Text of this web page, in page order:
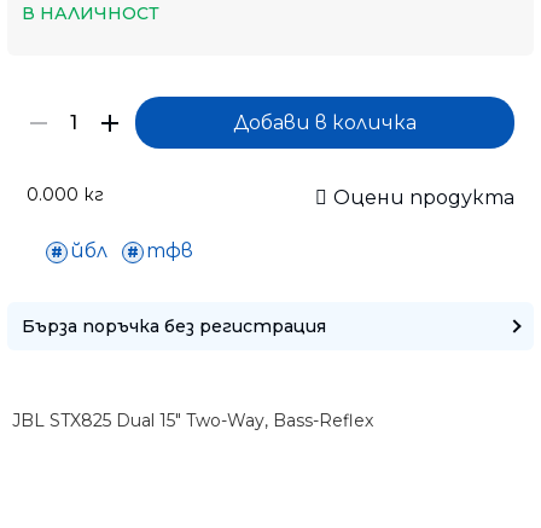
В НАЛИЧНОСТ
0.000 кг Оцени продукта
йбл тфв
Бърза поръчка без регистрация
JBL STX825 Dual 15" Two-Way, Bass-Reflex